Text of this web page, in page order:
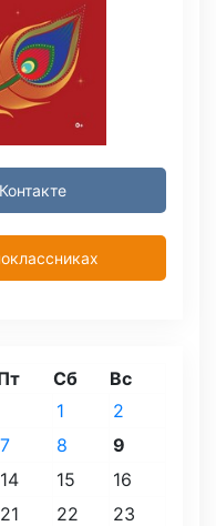
Сб Вс
1
2
7 8
9
14 15
16
21 22
23